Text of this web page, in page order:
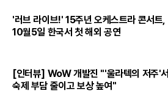
'러브 라이브!' 15주년 오케스트라 콘서트,
10월5일 한국서 첫 해외 공연
[인터뷰] WoW 개발진 "'울라텍의 저주'서
숙제 부담 줄이고 보상 높여"